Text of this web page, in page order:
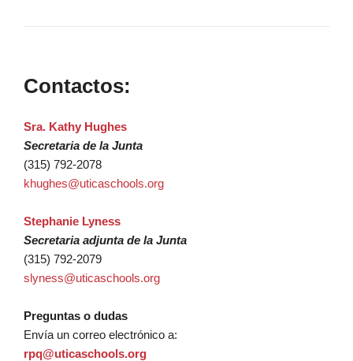
Contactos:
Sra. Kathy Hughes
Secretaria de la Junta
(315) 792-2078
khughes@uticaschools.org
Stephanie Lyness
Secretaria adjunta de la Junta
(315) 792-2079
slyness@uticaschools.org
Preguntas o dudas
Envía un correo electrónico a:
rpq@uticaschools.org